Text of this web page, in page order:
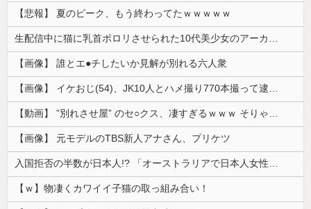
【悲報】 夏のピーク、もう終わってたｗｗｗｗｗ
【画像】 誰とエ●チしたいか見解が別れる六人衆
【画像】 元モデルのTBS新人アナさん、プリケツ
【ｗ】物凄くカワイイ子猫の取っ組み合い！